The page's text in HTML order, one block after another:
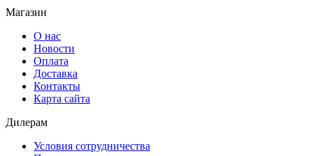
Магазин
О нас
Новости
Оплата
Доставка
Контакты
Карта сайта
Дилерам
Условия сотрудничества